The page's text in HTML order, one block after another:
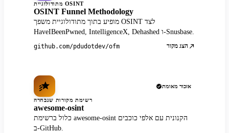
מתודולוגיית OSINT
OSINT Funnel Methodology
מופיע בתוך מתודולוגיית משפך OSINT לצד
HaveIBeenPwned, IntelligenceX, Dehashed ו-Snusbase.
github.com/pdudotdev/ofm הצג מקור
אזכור מאומת
רשימת מקורות שנבחרה
awesome-osint
כלול ברשימת awesome-osint הקנונית עם אלפי כוכבים
ב-GitHub.